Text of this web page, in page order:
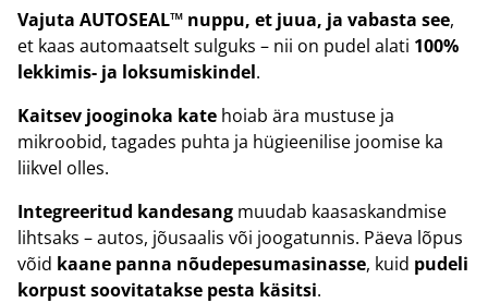
Vajuta AUTOSEAL™ nuppu, et juua, ja vabasta see,
et kaas automaatselt sulguks – nii on pudel alati 100%
lekkimis- ja loksumiskindel.
Kaitsev jooginoka kate hoiab ära mustuse ja
mikroobid, tagades puhta ja hügieenilise joomise ka
liikvel olles.
Integreeritud kandesang muudab kaasaskandmise
lihtsaks – autos, jõusaalis või joogatunnis. Päeva lõpus
võid kaane panna nõudepesumasinasse, kuid pudeli
korpust soovitatakse pesta käsitsi.